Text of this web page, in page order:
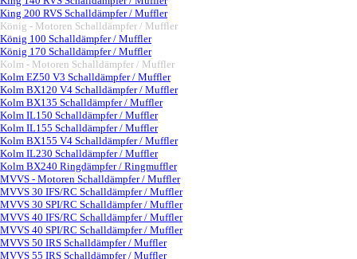
King 200 RVS Schalldämpfer / Muffler
König - Motoren Schalldämpfer / Muffler
König 100 Schalldämpfer / Muffler
König 170 Schalldämpfer / Muffler
Kolm - Motoren Schalldämpfer / Muffler
Kolm EZ50 V3 Schalldämpfer / Muffler
Kolm BX120 V4 Schalldämpfer / Muffler
Kolm BX135 Schalldämpfer / Muffler
Kolm IL150 Schalldämpfer / Muffler
Kolm IL155 Schalldämpfer / Muffler
Kolm BX155 V4 Schalldämpfer / Muffler
Kolm IL230 Schalldämpfer / Muffler
Kolm BX240 Ringdämpfer / Ringmuffler
MVVS - Motoren Schalldämpfer / Muffler▼
MVVS 30 IFS/RC Schalldämpfer / Muffler
MVVS 30 SPI/RC Schalldämpfer / Muffler
MVVS 40 IFS/RC Schalldämpfer / Muffler
MVVS 40 SPI/RC Schalldämpfer / Muffler
MVVS 50 IRS Schalldämpfer / Muffler
MVVS 55 IRS Schalldämpfer / Muffler